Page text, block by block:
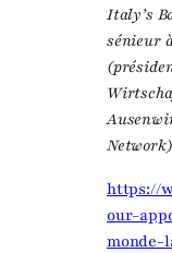
Italy’s
sénieur
https://
our-
monde-